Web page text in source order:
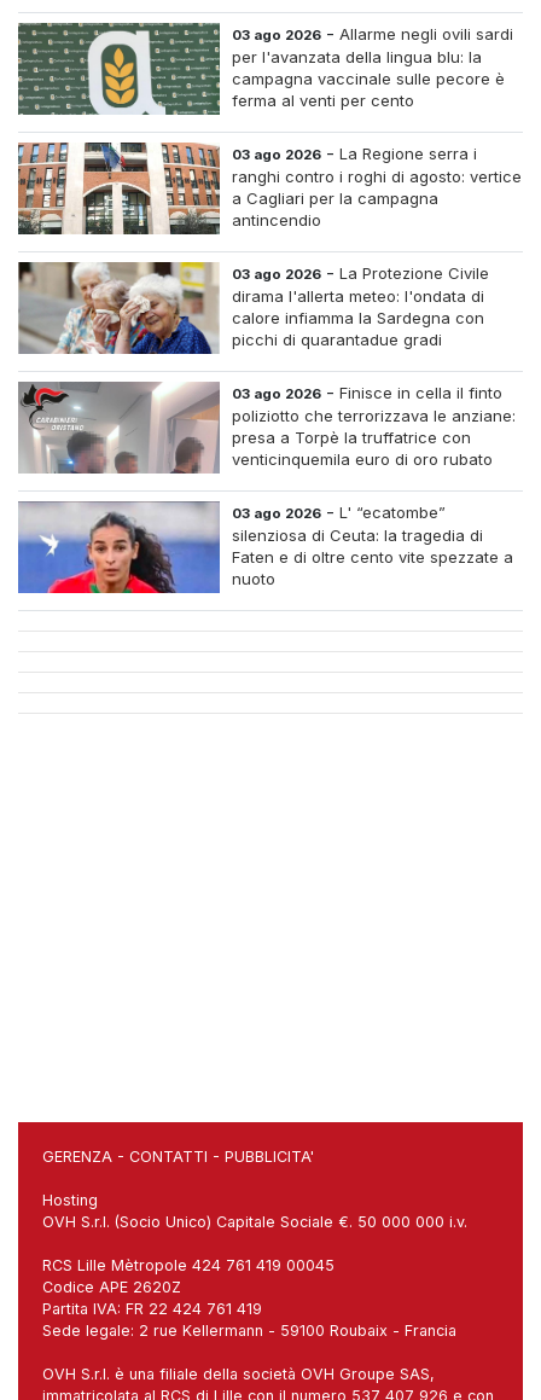
03 ago 2026 -Allarme negli ovili sardi
per l'avanzata della lingua blu: la
campagna vaccinale sulle pecore è
ferma al venti per cento
03 ago 2026 -La Regione serra i
ranghi contro i roghi di agosto: vertice
a Cagliari per la campagna
antincendio
03 ago 2026 -La Protezione Civile
dirama l'allerta meteo: l'ondata di
calore infiamma la Sardegna con
picchi di quarantadue gradi
03 ago 2026 -Finisce in cella il finto
poliziotto che terrorizzava le anziane:
presa a Torpè la truffatrice con
venticinquemila euro di oro rubato
03 ago 2026 -L' “ecatombe”
silenziosa di Ceuta: la tragedia di
Faten e di oltre cento vite spezzate a
nuoto
GERENZA - CONTATTI - PUBBLICITA'
Hosting
OVH S.r.l. (Socio Unico) Capitale Sociale €. 50 000 000 i.v.
RCS Lille Mètropole 424 761 419 00045
Codice APE 2620Z
Partita IVA: FR 22 424 761 419
Sede legale: 2 rue Kellermann - 59100 Roubaix - Francia
OVH S.r.l. è una filiale della società OVH Groupe SAS,
immatricolata al RCS di Lille con il numero 537 407 926 e con